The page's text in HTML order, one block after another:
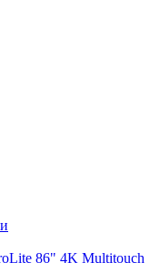
86" 4K Multitouch